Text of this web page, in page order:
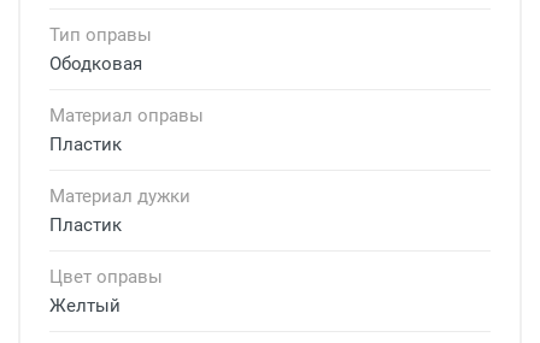
Тип оправы
Ободковая
Материал оправы
Пластик
Материал дужки
Пластик
Цвет оправы
Желтый